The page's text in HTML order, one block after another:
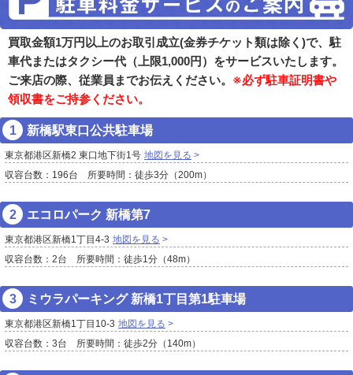
買取金額1万円以上のお取引成立(金券チケット類は除く)で、駐
車代またはタクシー代（上限1,000円）をサービスいたします。
ご来店の際、従業員までお伝えください。 ※必ず駐車証明書や
領収書をご持参ください。
新橋駅東口公共駐車場
東京都港区新橋2 東口地下街1号 地図を見る
収容台数：196台 所要時間：徒歩3分（200m）
エコロパーク 新橋第7
東京都港区新橋1丁目4-3 地図を見る
収容台数：2台 所要時間：徒歩1分（48m）
ミウラパーキング 新橋1丁目第1駐車場
東京都港区新橋1丁目10-3 地図を見る
収容台数：3台 所要時間：徒歩2分（140m）